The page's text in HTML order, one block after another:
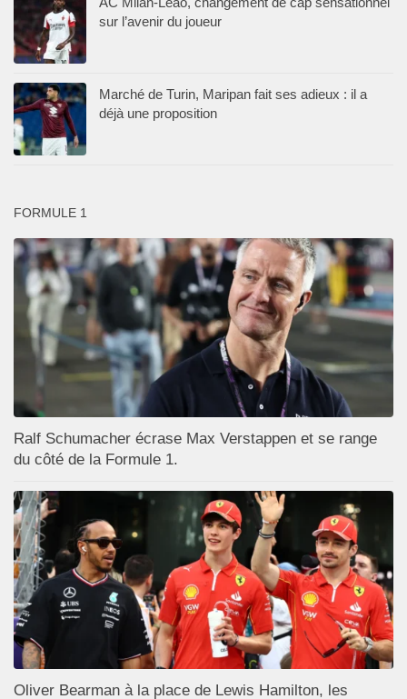
sur l’avenir du joueur
Marché de Turin, Maripan fait ses adieux : il a
déjà une proposition
FORMULE 1
Ralf Schumacher écrase Max Verstappen et se range
du côté de la Formule 1.
Oliver Bearman à la place de Lewis Hamilton, les